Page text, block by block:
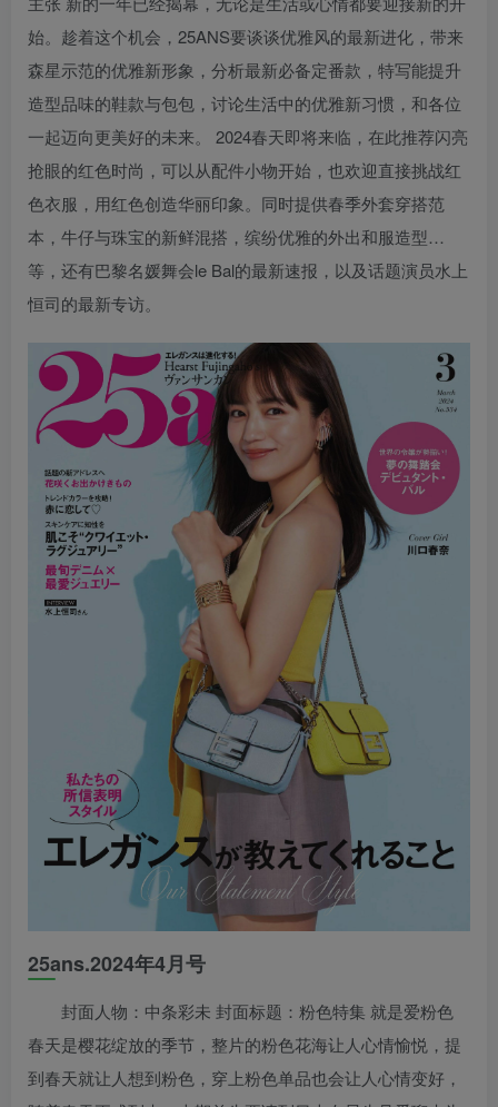
始。趁着这个机会，25ANS要谈谈优雅风的最新进化，带来
森星示范的优雅新形象，分析最新必备定番款，特写能提升
造型品味的鞋款与包包，讨论生活中的优雅新习惯，和各位
一起迈向更美好的未来。 2024春天即将来临，在此推荐闪亮
抢眼的红色时尚，可以从配件小物开始，也欢迎直接挑战红
色衣服，用红色创造华丽印象。同时提供春季外套穿搭范
本，牛仔与珠宝的新鲜混搭，缤纷优雅的外出和服造型…
等，还有巴黎名媛舞会le Bal的最新速报，以及话题演员水上
恒司的最新专访。
25ans.2024年4月号
封面人物：中条彩未 封面标题：粉色特集 就是爱粉色
春天是樱花绽放的季节，整片的粉色花海让人心情愉悦，提
到春天就让人想到粉色，穿上粉色单品也会让人心情变好，